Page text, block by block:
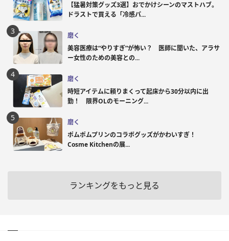
【猛暑対策グッズ3選】おでかけシーンのマストハブ。
ドラストで買える「冷感パ...
磨く
美容医療は“やりすぎ”が怖い？ 医師に聞いた、アラサ
ー女性のための美容との...
磨く
時短アイテムに頼りまくって起床から30分以内に出
勤！ 限界OLのモーニング...
磨く
ポムポムプリンのコラボグッズがかわいすぎ！
Cosme Kitchenの展...
ランキングをもっと見る